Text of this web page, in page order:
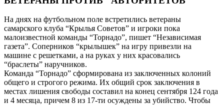
На днях на футбольном поле встретились ветераны
самарского клуба “Крылья Советов” и игроки пока
малоизвестной команды “Торнадо”, пишет “Независимая
газета”. Соперников “крылышек” на игру привезли на
машине с решетками, а на руках у них красовались
“браслеты” наручников.
Команда “Торнадо” сформирована из заключенных колоний
общего и строгого режима. Их общий срок заключения в
местах лишения свободы составил на конец сентября 124 года
и 4 месяца, причем 8 из 17-ти осуждены за убийство. Чтобы